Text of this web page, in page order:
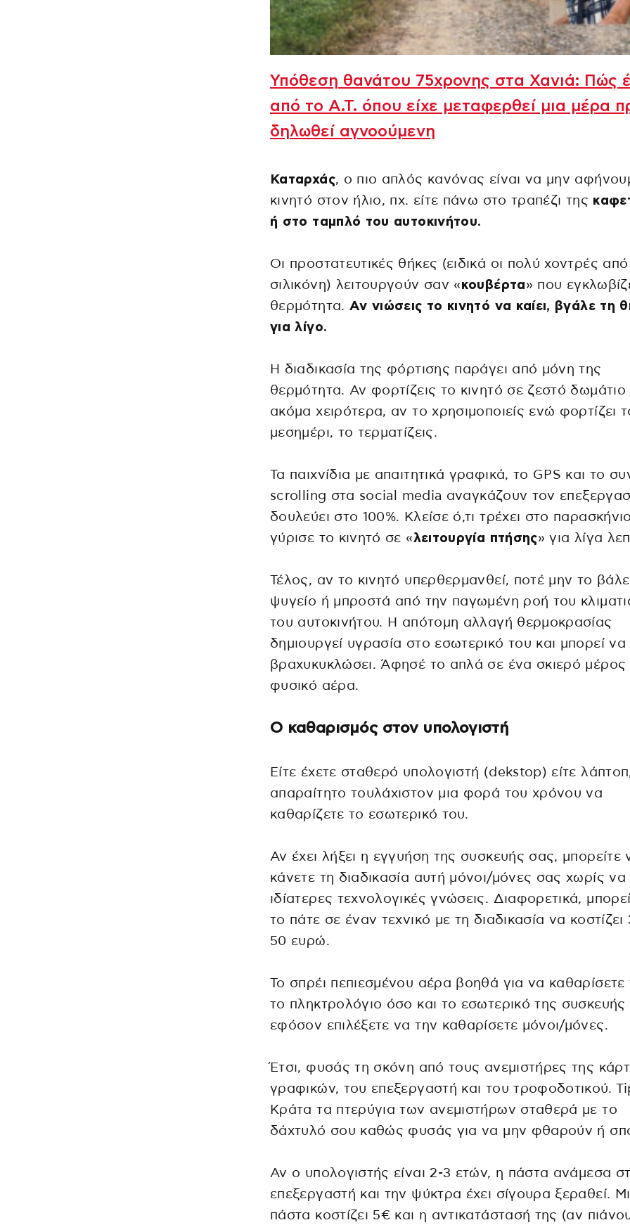
Υπόθεση θανάτου 75χρονης στα Χανιά: Πώς
από το Α.Τ. όπου είχε μεταφερθεί μια μέρα
δηλωθεί αγνοούμενη
Καταρχάς, ο πιο απλός κανόνας είναι να μην
κινητό στον ήλιο, πχ. είτε πάνω στο τραπέζι της
ή στο ταμπλό του αυτοκινήτου.
Οι προστατευτικές θήκες (ειδικά οι πολύ χοντρές από
σιλικόνη) λειτουργούν σαν «κουβέρτα» που
θερμότητα. Αν νιώσεις το κινητό να καίει, βγάλε τη
για λίγο.
Η διαδικασία της φόρτισης παράγει από μόνη της
θερμότητα. Αν φορτίζεις το κινητό σε ζεστό δωμάτιο
ακόμα χειρότερα, αν το χρησιμοποιείς ενώ φορτίζει
μεσημέρι, το τερματίζεις.
Τα παιχνίδια με απαιτητικά γραφικά, το GPS και το
scrolling στα social media αναγκάζουν τον
δουλεύει στο 100%. Κλείσε ό,τι τρέχει στο
γύρισε το κινητό σε «λειτουργία πτήσης» για λίγα
Τέλος, αν το κινητό υπερθερμανθεί, ποτέ μην το
ψυγείο ή μπροστά από την παγωμένη ροή του
του αυτοκινήτου. Η απότομη αλλαγή θερμοκρασίας
δημιουργεί υγρασία στο εσωτερικό του και μπορεί να
βραχυκυκλώσει. Άφησέ το απλά σε ένα σκιερό μέρος
φυσικό αέρα.
Ο καθαρισμός στον υπολογιστή
Είτε έχετε σταθερό υπολογιστή (dekstop) είτε
απαραίτητο τουλάχιστον μια φορά του χρόνου να
καθαρίζετε το εσωτερικό του.
Αν έχει λήξει η εγγυήση της συσκευής σας, μπορείτε
κάνετε τη διαδικασία αυτή μόνοι/μόνες σας χωρίς να
ιδίατερες τεχνολογικές γνώσεις. Διαφορετικά,
το πάτε σε έναν τεχνικό με τη διαδικασία να κοστίζει
50 ευρώ.
Το σπρέι πεπιεσμένου αέρα βοηθά για να
το πληκτρολόγιο όσο και το εσωτερικό της
εφόσον επιλέξετε να την καθαρίσετε μόνοι/μόνες.
Έτσι, φυσάς τη σκόνη από τους ανεμιστήρες της
γραφικών, του επεξεργαστή και του τροφοδοτικού.
Κράτα τα πτερύγια των ανεμιστήρων σταθερά με το
δάχτυλό σου καθώς φυσάς για να μην φθαρούν ή
Αν ο υπολογιστής είναι 2-3 ετών, η πάστα ανάμεσα
επεξεργαστή και την ψύκτρα έχει σίγουρα ξεραθεί.
πάστα κοστίζει 5€ και η αντικατάστασή της (αν